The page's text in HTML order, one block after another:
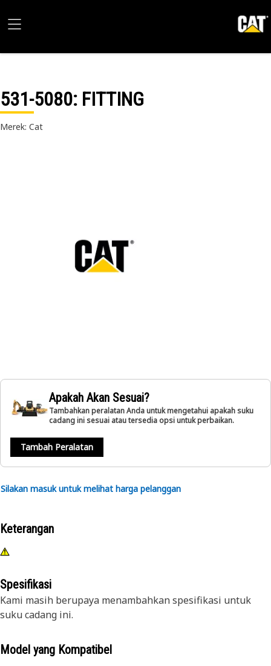
531-5080: FITTING
Merek: Cat
Apakah Akan Sesuai?
Tambahkan peralatan Anda untuk mengetahui apakah suku
cadang ini sesuai atau tersedia opsi untuk perbaikan.
Tambah Peralatan
Silakan masuk untuk melihat harga pelanggan
Keterangan
Spesifikasi
Kami masih berupaya menambahkan spesifikasi untuk
suku cadang ini.
Model yang Kompatibel